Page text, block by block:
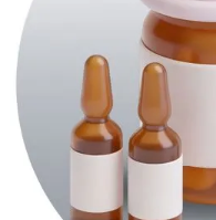
. roche
9. nivea
10 pañales